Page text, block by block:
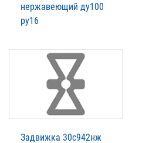
нержавеющий ду100
ру16
Задвижка 30с942нж